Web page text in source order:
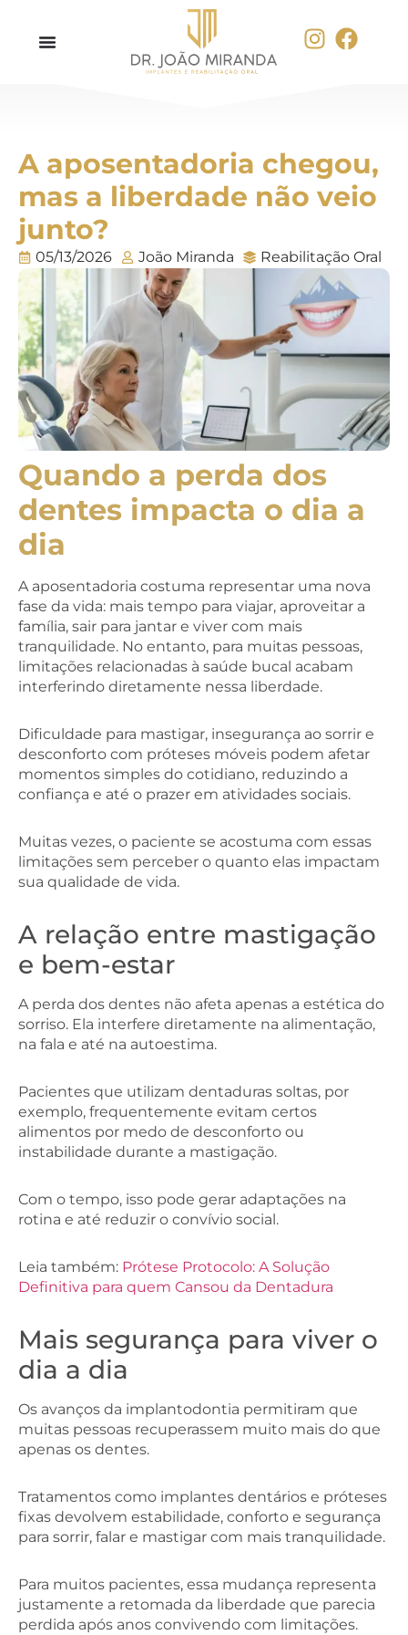
A aposentadoria chegou,
mas a liberdade não veio
junto?
05/13/2026 João Miranda Reabilitação Oral
Quando a perda dos
dentes impacta o dia a
dia
A aposentadoria costuma representar uma nova
fase da vida: mais tempo para viajar, aproveitar a
família, sair para jantar e viver com mais
tranquilidade. No entanto, para muitas pessoas,
limitações relacionadas à saúde bucal acabam
interferindo diretamente nessa liberdade.
Dificuldade para mastigar, insegurança ao sorrir e
desconforto com próteses móveis podem afetar
momentos simples do cotidiano, reduzindo a
confiança e até o prazer em atividades sociais.
Muitas vezes, o paciente se acostuma com essas
limitações sem perceber o quanto elas impactam
sua qualidade de vida.
A relação entre mastigação
e bem-estar
A perda dos dentes não afeta apenas a estética do
sorriso. Ela interfere diretamente na alimentação,
na fala e até na autoestima.
Pacientes que utilizam dentaduras soltas, por
exemplo, frequentemente evitam certos
alimentos por medo de desconforto ou
instabilidade durante a mastigação.
Com o tempo, isso pode gerar adaptações na
rotina e até reduzir o convívio social.
Leia também: Prótese Protocolo: A Solução
Definitiva para quem Cansou da Dentadura
Mais segurança para viver o
dia a dia
Os avanços da implantodontia permitiram que
muitas pessoas recuperassem muito mais do que
apenas os dentes.
Tratamentos como implantes dentários e próteses
fixas devolvem estabilidade, conforto e segurança
para sorrir, falar e mastigar com mais tranquilidade.
Para muitos pacientes, essa mudança representa
justamente a retomada da liberdade que parecia
perdida após anos convivendo com limitações.